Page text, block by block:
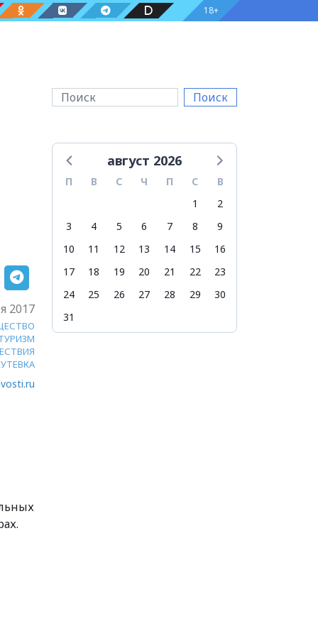
18+
Поиск
2017
август 2026
П В С Ч П С
В
1
2
3
4 5 6 7 8
9
10
11 12 13 14 15
16
17
18 19 20 21 22
23
24
25 26 27 28 29
30
31